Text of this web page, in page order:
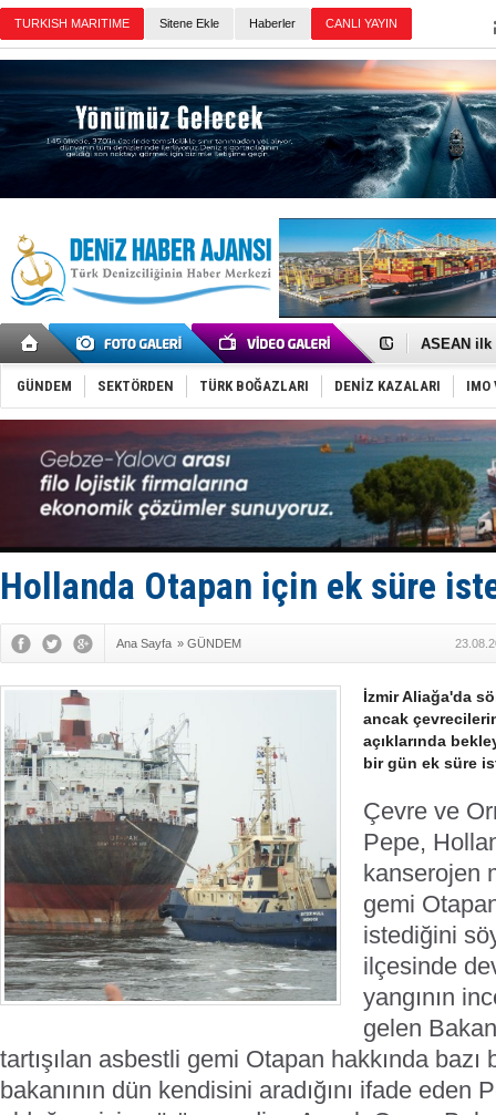
Sitene Ekle Haberler
D-Marin,
ASEAN ilk
TAYK -
İstanbul
Tersane
İngiliz
FESCO,
DESE,
35 milyon
İnsansız
Anadolu
GÜNDEM SEKTÖRDEN TÜRK BOĞAZLARI DENİZ KAZALARI IMO
Hollanda Otapan için ek süre
Ana Sayfa » GÜNDEM
İzmir Aliağa'da
ancak
açıklarında
bir gün ek süre
Çevre ve
Pepe,
kanserojen
gemi
istediğini
ilçesinde
yangının
gelen
tartışılan asbestli gemi Otapan hakkında
bakanının dün kendisini aradığını ifade eden